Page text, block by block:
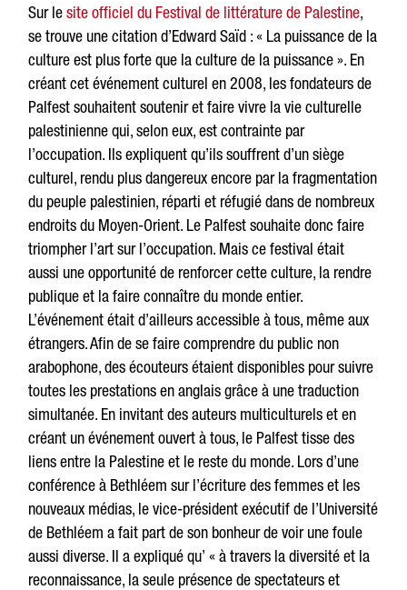
Sur lesite officiel du Festival de littérature de Palestine,
se trouve une citation d’Edward Saïd : « La puissance de la
culture est plus forte que la culture de la puissance ». En
créant cet événement culturel en 2008, les fondateurs de
Palfest souhaitent soutenir et faire vivre la vie culturelle
palestinienne qui, selon eux, est contrainte par
l’occupation. Ils expliquent qu’ils souffrent d’un siège
culturel, rendu plus dangereux encore par la fragmentation
du peuple palestinien, réparti et réfugié dans de nombreux
endroits du Moyen-Orient. Le Palfest souhaite donc faire
triompher l’art sur l’occupation. Mais ce festival était
aussi une opportunité de renforcer cette culture, la rendre
publique et la faire connaître du monde entier.
L’événement était d’ailleurs accessible à tous, même aux
étrangers. Afin de se faire comprendre du public non
arabophone, des écouteurs étaient disponibles pour suivre
toutes les prestations en anglais grâce à une traduction
simultanée. En invitant des auteurs multiculturels et en
créant un événement ouvert à tous, le Palfest tisse des
liens entre la Palestine et le reste du monde. Lors d’une
conférence à Bethléem sur l’écriture des femmes et les
nouveaux médias, le vice-président exécutif de l’Université
de Bethléem a fait part de son bonheur de voir une foule
aussi diverse. Il a expliqué qu’ « à travers la diversité et la
reconnaissance, la seule présence de spectateurs et